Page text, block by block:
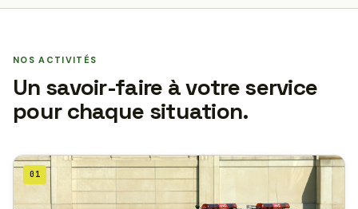
NOS ACTIVITÉS
Un savoir-faire à votre service
pour chaque situation.
01